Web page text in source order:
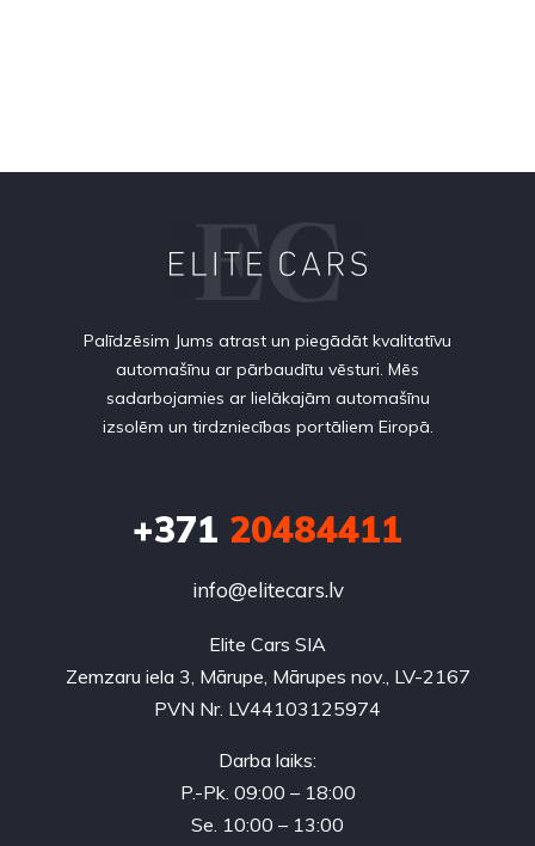
Palīdzēsim Jums atrast un piegādāt kvalitatīvu
automašīnu ar pārbaudītu vēsturi. Mēs
sadarbojamies ar lielākajām automašīnu
izsolēm un tirdzniecības portāliem Eiropā.
+371 20484411
info@elitecars.lv
Elite Cars SIA
Zemzaru iela 3, Mārupe, Mārupes nov., LV-2167
PVN Nr. LV44103125974
Darba laiks:
P.-Pk. 09:00 – 18:00
Se. 10:00 – 13:00